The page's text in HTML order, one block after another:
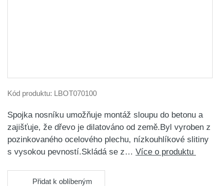
Kód produktu: LBOT070100
Spojka nosníku umožňuje montáž sloupu do betonu a
zajišťuje, že dřevo je dilatováno od země.Byl vyroben z
pozinkovaného ocelového plechu, nízkouhlíkové slitiny
s vysokou pevností.Skládá se z… Více o produktu
Přidat k oblíbeným